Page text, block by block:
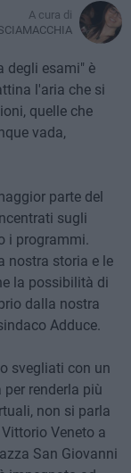
A cura di
degli esami" è
l'aria che si
quelle che
vada,
parte del
sugli
i programmi.
nostra storia e le
la possibilità di
dalla nostra
Adduce.
svegliati con un
renderla più
non si parla
Veneto a
San Giovanni